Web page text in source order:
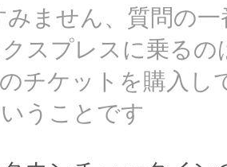
みません、質問の
スプレスに乗る
チケットを購入し
うことです